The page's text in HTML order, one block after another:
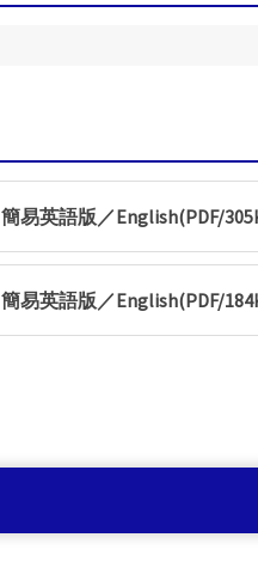
簡易英語版／English(PDF/
簡易英語版／English(PDF/